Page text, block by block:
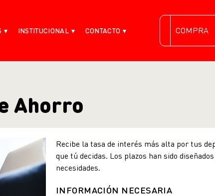
INSTITUCIONAL CONTACTO COMPRA
Ahorro
Recibe la tasa de interés más alta por tus
que tú decidas. Los plazos han sido
necesidades.
INFORMACIÓN NECESARIA